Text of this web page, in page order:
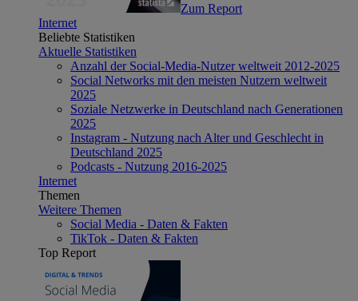
Zum Report
Internet
Beliebte Statistiken
Aktuelle Statistiken
Anzahl der Social-Media-Nutzer weltweit 2012-2025
Social Networks mit den meisten Nutzern weltweit
2025
Soziale Netzwerke in Deutschland nach Generationen
2025
Instagram - Nutzung nach Alter und Geschlecht in
Deutschland 2025
Podcasts - Nutzung 2016-2025
Internet
Themen
Weitere Themen
Social Media - Daten & Fakten
TikTok - Daten & Fakten
Top Report